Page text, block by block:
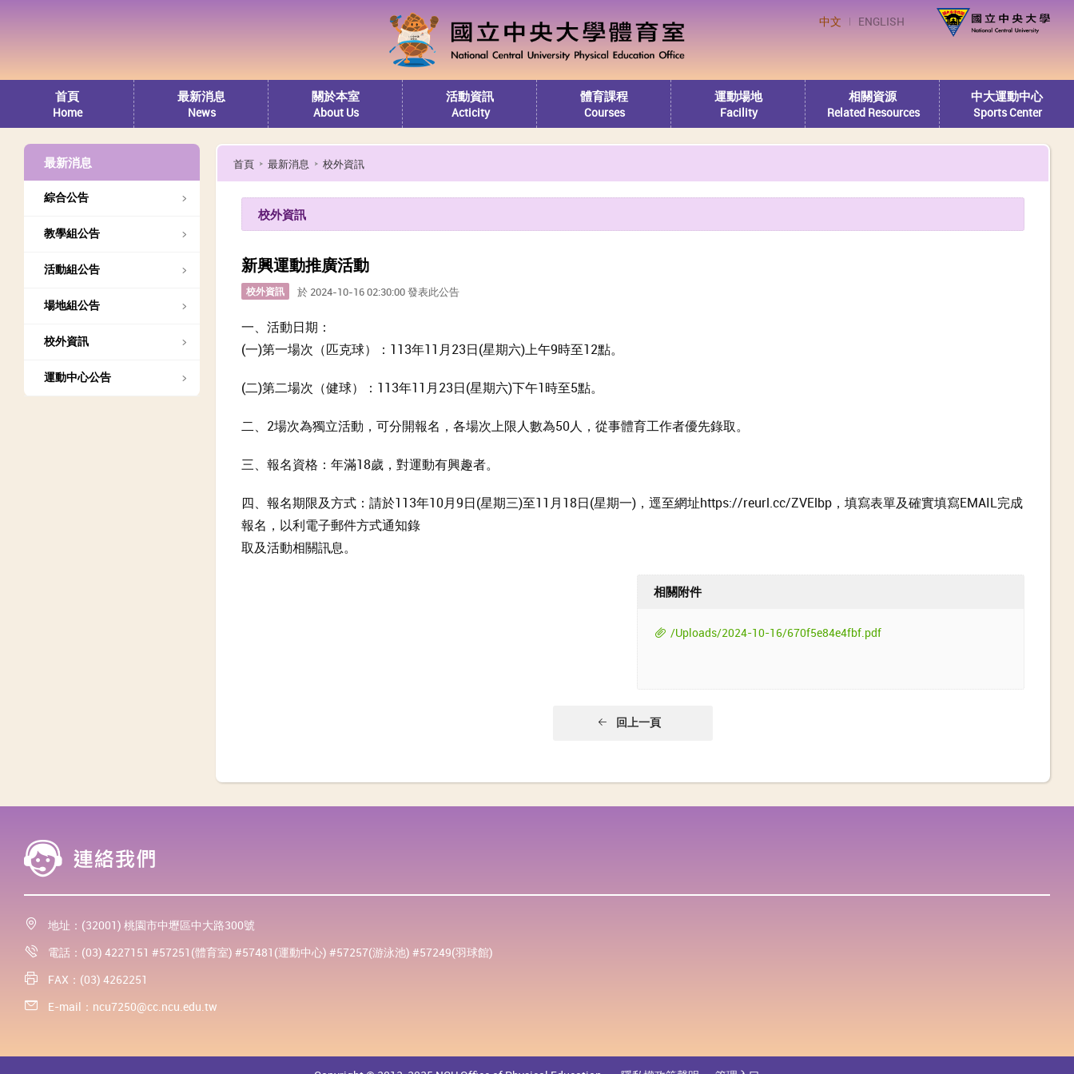
中文 ENGLISH
首頁
Home
最新消息
News
關於本室
About Us
活動資訊
Acticity
體育課程
Courses
運動場地
Facility
相關資源
Related Resources
中大運動中心
Sports Center
最新消息
綜合公告
教學組公告
活動組公告
場地組公告
校外資訊
運動中心公告
首頁 最新消息 校外資訊
校外資訊
新興運動推廣活動
校外資訊 於 2024-10-16 02:30:00 發表此公告
一、活動日期：
(一)第一場次（匹克球）：113年11月23日(星期六)上午9時至12點。
(二)第二場次（健球）：113年11月23日(星期六)下午1時至5點。
二、2場次為獨立活動，可分開報名，各場次上限人數為50人，從事體育工作者優先錄取。
三、報名資格：年滿18歲，對運動有興趣者。
四、報名期限及方式：請於113年10月9日(星期三)至11月18日(星期一)，逕至網址https://reurl.cc/ZVElbp，填寫表單及確實填寫EMAIL完成
報名，以利電子郵件方式通知錄
取及活動相關訊息。
相關附件
/Uploads/2024-10-16/670f5e84e4fbf.pdf
回上一頁
地址：(32001) 桃園市中壢區中大路300號
電話：(03) 4227151 #57251(體育室) #57481(運動中心) #57257(游泳池) #57249(羽球館)
FAX：(03) 4262251
E-mail： ncu7250@cc.ncu.edu.tw